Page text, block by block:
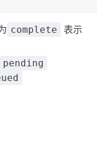
complete
表示
pending